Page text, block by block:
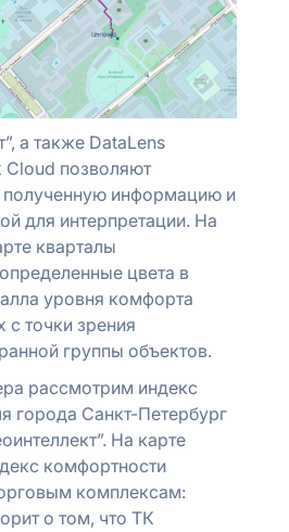
а также DataLens
Cloud позволяют
полученную информацию и
для интерпретации. На
кварталы
цвета в
уровня комфорта
с точки зрения
группы объектов.
рассмотрим индекс
города Санкт-Петербург
На карте
комфортности
комплексам:
о том, что ТК